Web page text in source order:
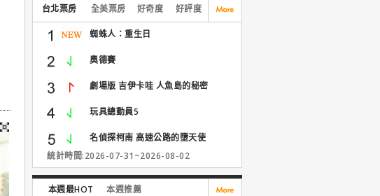
台北票房 全美票房 好奇度 好評度
蜘蛛人：重生日
奧德賽
劇場版 吉伊卡哇 人魚島的秘密
玩具總動員5
名偵探柯南 高速公路的墮天使
統計時間:2026-07-31~2026-08-02
本週最HOT 本週推薦